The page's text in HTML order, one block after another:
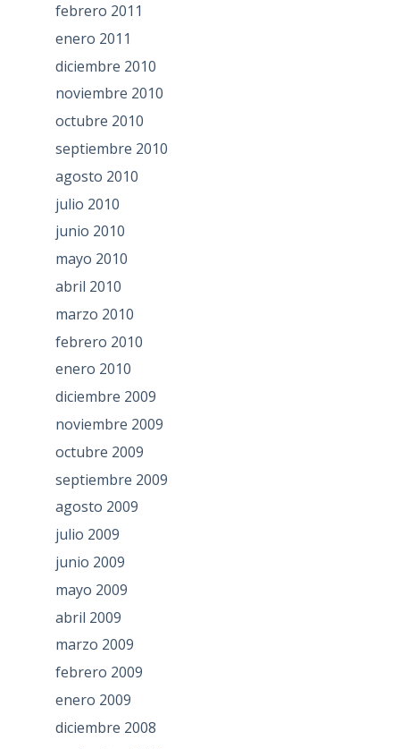
febrero 2011
enero 2011
diciembre 2010
noviembre 2010
octubre 2010
septiembre 2010
agosto 2010
julio 2010
junio 2010
mayo 2010
abril 2010
marzo 2010
febrero 2010
enero 2010
diciembre 2009
noviembre 2009
octubre 2009
septiembre 2009
agosto 2009
julio 2009
junio 2009
mayo 2009
abril 2009
marzo 2009
febrero 2009
enero 2009
diciembre 2008